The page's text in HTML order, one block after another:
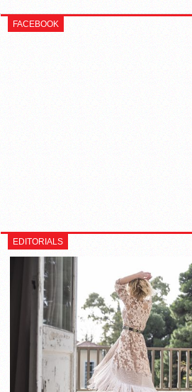
FACEBOOK
EDITORIALS